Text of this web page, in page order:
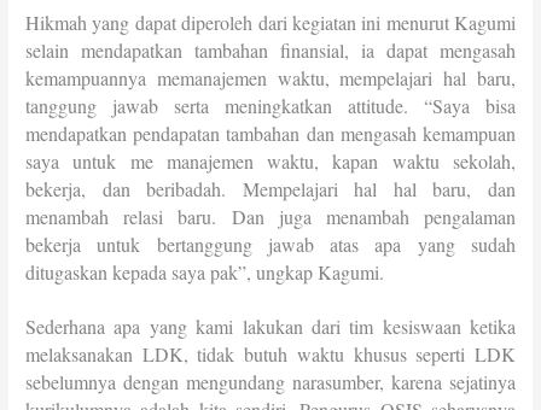
Hikmah yang dapat diperoleh dari kegiatan ini menurut Kagumi
selain mendapatkan tambahan finansial, ia dapat mengasah
kemampuannya memanajemen waktu, mempelajari hal baru,
tanggung jawab serta meningkatkan attitude. “Saya bisa
mendapatkan pendapatan tambahan dan mengasah kemampuan
saya untuk me manajemen waktu, kapan waktu sekolah,
bekerja, dan beribadah. Mempelajari hal hal baru, dan
menambah relasi baru. Dan juga menambah pengalaman
bekerja untuk bertanggung jawab atas apa yang sudah
ditugaskan kepada saya pak”, ungkap Kagumi.
Sederhana apa yang kami lakukan dari tim kesiswaan ketika
melaksanakan LDK, tidak butuh waktu khusus seperti LDK
sebelumnya dengan mengundang narasumber, karena sejatinya